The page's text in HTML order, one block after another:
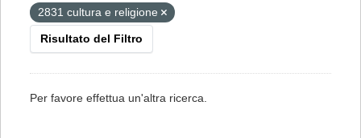
2831 cultura e religione
Risultato del Filtro
Per favore effettua un'altra ricerca.